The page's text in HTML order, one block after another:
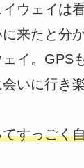
ウェイは
来たと分
イ。GPS
いに行き
すっごく